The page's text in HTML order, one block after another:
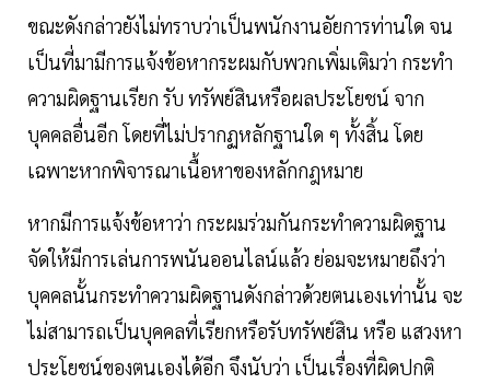
ขณะดังกล่าวยังไม่ทราบว่าเป็นพนักงานอัยการท่านใด จน
เป็นที่มามีการแจ้งข้อหากระผมกับพวกเพิ่มเติมว่า กระทํา
ความผิดฐานเรียก รับ ทรัพย์สินหรือผลประโยชน์ จาก
บุคคลอื่นอีก โดยที่ไม่ปรากฏหลักฐานใด ๆ ทั้งสิ้น โดย
เฉพาะหากพิจารณาเนื้อหาของหลักกฎหมาย
หากมีการแจ้งข้อหาว่า กระผมร่วมกันกระทําความผิดฐาน
จัดให้มีการเล่นการพนันออนไลน์แล้ว ย่อมจะหมายถึงว่า
บุคคลนั้นกระทําความผิดฐานดังกล่าวด้วยตนเองเท่านั้น จะ
ไม่สามารถเป็นบุคคลที่เรียกหรือรับทรัพย์สิน หรือ แสวงหา
ประโยชน์ของตนเองได้อีก จึงนับว่า เป็นเรื่องที่ผิดปกติ